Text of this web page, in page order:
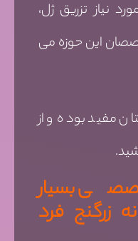
نیاز تزریق ژل،
این حوزه می
مفید بوده و از
بسیار
زرگنج فرد